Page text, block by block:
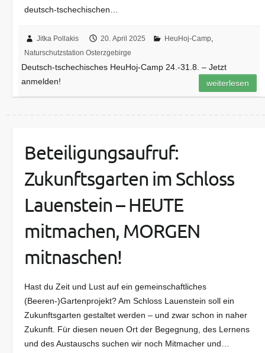
deutsch-tschechischen…
Jitka Pollakis 20. April 2025 HeuHoj-Camp,
Naturschutzstation Osterzgebirge
Deutsch-tschechisches HeuHoj-Camp 24.-31.8. – Jetzt
anmelden!
weiterlesen
Beteiligungsaufruf:
Zukunftsgarten im Schloss
Lauenstein – HEUTE
mitmachen, MORGEN
mitnaschen!
Hast du Zeit und Lust auf ein gemeinschaftliches
(Beeren-)Gartenprojekt? Am Schloss Lauenstein soll ein
Zukunftsgarten gestaltet werden – und zwar schon in naher
Zukunft. Für diesen neuen Ort der Begegnung, des Lernens
und des Austauschs suchen wir noch Mitmacher und…